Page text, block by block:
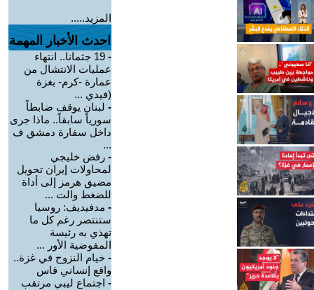
المزيد.....
احدث الأخبار المهمة
-
19 جثمانا.. انتهاء
عمليات الانتشال من
عمارة -كرم- بغزة
(فيدي ...
- لبنان يوقف ضابطاً
سورياً سابقاً.. ماذا جرى
داخل سفارة دمشق ف
...
- رفض خليجي
لمحاولات إيران تحويل
مضيق هرمز إلى أداة
للضغط والت ...
- مدفيديف: روسيا
ستنتصر رغم كل ما
تهذي به رئيسة
المفوضية الأور ...
- خيام النزوح في غزة..
واقع إنساني قاس
- اجتماع ليبي مرتقب